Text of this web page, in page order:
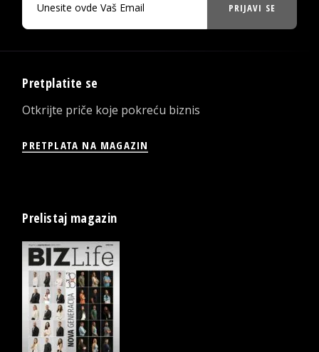
PRIJAVI SE
Pretplatite se
Otkrijte priče koje pokreću biznis
PRETPLATA NA MAGAZIN
Prelistaj magazin